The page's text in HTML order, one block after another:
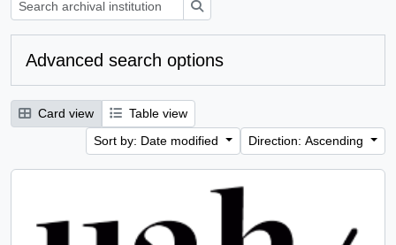
Advanced search options
Card view
Table view
Sort by: Date modified
Direction: Ascending